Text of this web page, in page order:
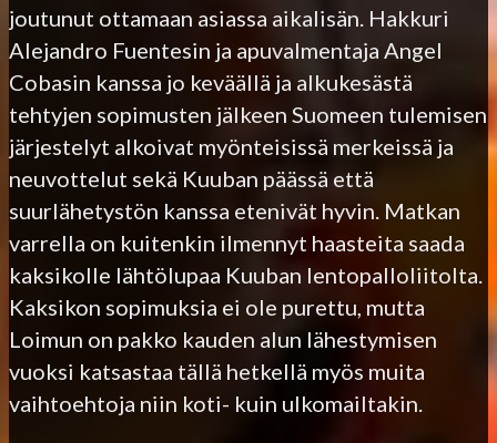
joutunut ottamaan asiassa aikalisän. Hakkuri
Alejandro Fuentesin ja apuvalmentaja Angel
Cobasin kanssa jo keväällä ja alkukesästä
tehtyjen sopimusten jälkeen Suomeen tulemisen
järjestelyt alkoivat myönteisissä merkeissä ja
neuvottelut sekä Kuuban päässä että
suurlähetystön kanssa etenivät hyvin. Matkan
varrella on kuitenkin ilmennyt haasteita saada
kaksikolle lähtölupaa Kuuban lentopalloliitolta.
Kaksikon sopimuksia ei ole purettu, mutta
Loimun on pakko kauden alun lähestymisen
vuoksi katsastaa tällä hetkellä myös muita
vaihtoehtoja niin koti- kuin ulkomailtakin.